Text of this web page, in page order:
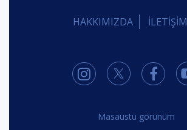
HAKKIMIZDA İLETİŞİM
Masaüstü görünüm